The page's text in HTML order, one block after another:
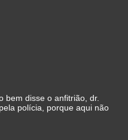
bem disse o anfitrião, dr.
polícia, porque aqui não